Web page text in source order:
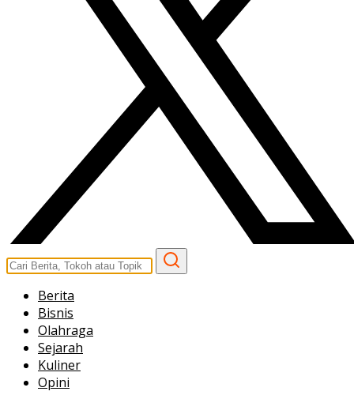
Berita
Bisnis
Olahraga
Sejarah
Kuliner
Opini